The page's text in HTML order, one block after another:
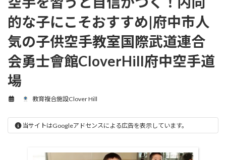
的な子にこそおすすめ|府中市人
気の子供空手教室国際武道連合
会勇士會館CloverHill府中空手道
場
教育複合施設Clover Hill
当サイトはGoogleアドセンスによる広告を表示しています。